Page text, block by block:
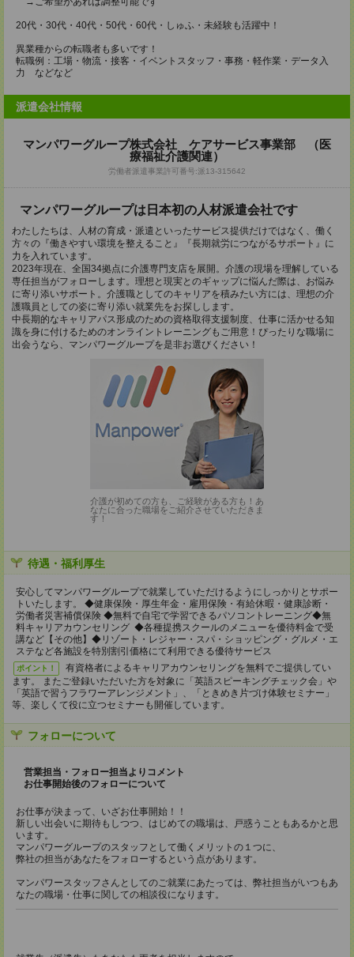
20代・30代・40代・50代・60代・しゅふ・未経験も活躍中！
異業種からの転職者も多いです！
転職例：工場・物流・接客・イベントスタッフ・事務・軽作業・データ入
力 などなど
派遣会社情報
マンパワーグループ株式会社 ケアサービス事業部 （医
療福祉介護関連）
労働者派遣事業許可番号:派13-315642
マンパワーグループは日本初の人材派遣会社です
わたしたちは、人材の育成・派遣といったサービス提供だけではなく、働く
方々の『働きやすい環境を整えること』『長期就労につながるサポート』に
力を入れています。
2023年現在、全国34拠点に介護専門支店を展開。介護の現場を理解している
専任担当がフォローします。理想と現実とのギャップに悩んだ際は、お悩み
に寄り添いサポート。介護職としてのキャリアを積みたい方には、理想の介
護職員としての姿に寄り添い就業先をお探しします。
中長期的なキャリアパス形成のための資格取得支援制度、仕事に活かせる知
識を身に付けるためのオンライントレーニングもご用意！ぴったりな職場に
出会うなら、マンパワーグループを是非お選びください！
介護が初めての方も、ご経験がある方も！あ
なたに合った職場をご紹介させていただきま
す！
待遇・福利厚生
安心してマンパワーグループで就業していただけるようにしっかりとサポー
トいたします。 ◆健康保険・厚生年金・雇用保険・有給休暇・健康診断・
労働者災害補償保険 ◆無料で自宅で学習できるパソコントレーニング◆無
料キャリアカウンセリング ◆各種提携スクールのメニューを優待料金で受
講など【その他】◆リゾート・レジャー・スパ・ショッピング・グルメ・エ
ステなど各施設を特別割引価格にて利用できる優待サービス
ポイント！
有資格者によるキャリアカウンセリングを無料でご提供してい
ます。 またご登録いただいた方を対象に「英語スピーキングチェック会」や
「英語で習うフラワーアレンジメント」、「ときめき片づけ体験セミナー」
等、楽しくて役に立つセミナーも開催しています。
フォローについて
営業担当・フォロー担当よりコメント
お仕事開始後のフォローについて
お仕事が決まって、いざお仕事開始！！
新しい出会いに期待もしつつ、はじめての職場は、戸惑うこともあるかと思
います。
マンパワーグループのスタッフとして働くメリットの１つに、
弊社の担当があなたをフォローするという点があります。
マンパワースタッフさんとしてのご就業にあたっては、弊社担当がいつもあ
なたの職場・仕事に関しての相談役になります。